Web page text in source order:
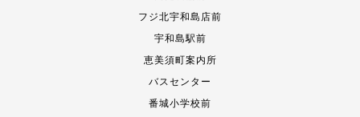
フジ北宇和島店前
宇和島駅前
恵美須町案内所
バスセンター
番城小学校前